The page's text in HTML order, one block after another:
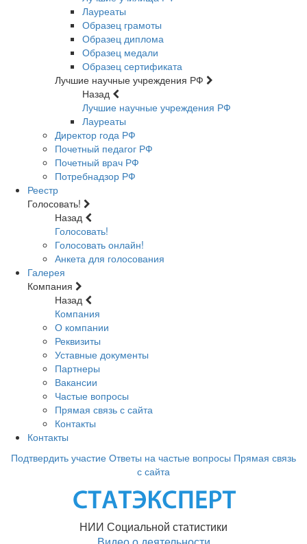
Лауреаты
Образец грамоты
Образец диплома
Образец медали
Образец сертификата
Лучшие научные учреждения РФ
Назад
Лучшие научные учреждения РФ
Лауреаты
Директор года РФ
Почетный педагог РФ
Почетный врач РФ
Потребнадзор РФ
Реестр
Голосовать!
Назад
Голосовать!
Голосовать онлайн!
Анкета для голосования
Галерея
Компания
Назад
Компания
О компании
Реквизиты
Уставные документы
Партнеры
Вакансии
Частые вопросы
Прямая связь с сайта
Контакты
Контакты
Подтвердить участие Ответы на частые вопросы Прямая связь
с сайта
НИИ Социальной статистики